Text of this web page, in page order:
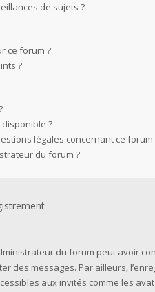
de sujets ?
ce forum ?
?
?
légales concernant ce forum
du forum ?
du forum peut avoir
des messages. Par ailleurs,
aux invités comme les